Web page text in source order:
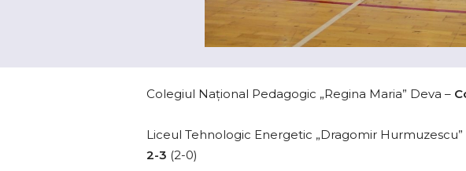
Colegiul Național Pedagogic „Regina Maria” Deva –
Liceul Tehnologic Energetic „Dragomir Hurmuzescu”
2-3 (2-0)